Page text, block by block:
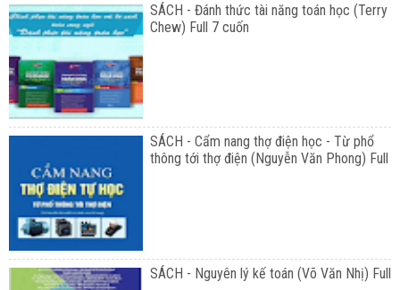
SÁCH - Đánh thức tài năng toán học (Terry
Chew) Full 7 cuốn
SÁCH - Cẩm nang thợ điện học - Từ phổ
thông tới thợ điện (Nguyễn Văn Phong) Full
SÁCH - Nguyên lý kế toán (Võ Văn Nhị) Full